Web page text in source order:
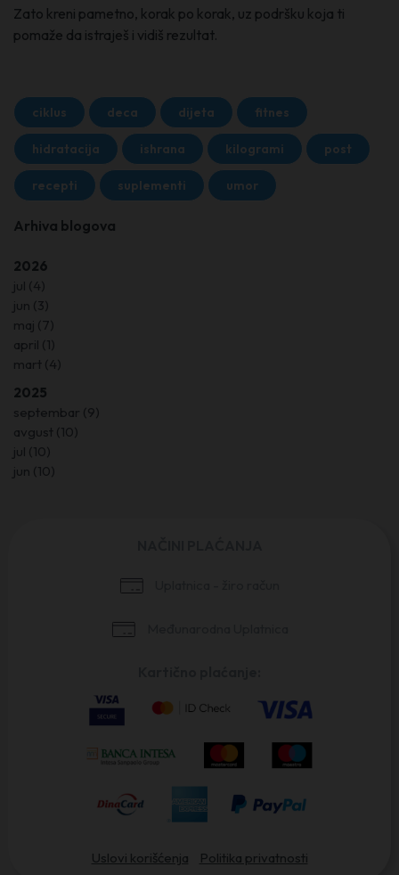
Zato kreni pametno, korak po korak, uz podršku koja ti
pomaže da istraješ i vidiš rezultat.
Arhiva blogova
2026
jul (4)
jun (3)
maj (7)
april (1)
mart (4)
2025
septembar (9)
avgust (10)
jul (10)
jun (10)
ciklus deca dijeta fitnes
hidratacija ishrana kilogrami post
recepti suplementi umor
Uslovi korišćenja Politika privatnosti